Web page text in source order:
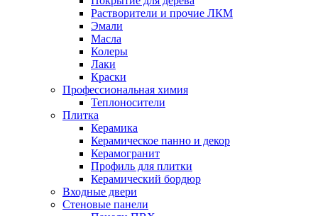
Растворители и прочие ЛКМ
Эмали
Масла
Колеры
Лаки
Краски
Профессиональная химия
Теплоносители
Плитка
Керамика
Керамическое панно и декор
Керамогранит
Профиль для плитки
Керамический бордюр
Входные двери
Стеновые панели